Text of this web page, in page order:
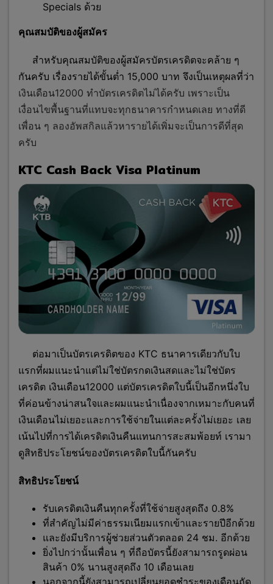
Specials ด้วย
คุณสมบัติของผู้สมัคร
สำหรับคุณสมบัติของผู้สมัครบัตรเครดิตจะคล้าย ๆ
กันครับ เรื่องรายได้ขั้นต่ำ 15,000 บาท จึงเป็นเหตุผลที่ว่า
เงินเดือน12000 ทําบัตรเครดิตไม่ได้ครับ เพราะเป็น
เงื่อนไขพื้นฐานที่แทบจะทุกธนาคารกำหนดเลย ทางที่ดี
เพื่อน ๆ ลองอัพสกิลแล้วหารายได้เพิ่มจะเป็นการดีที่สุด
ครับ
KTC Cash Back Visa Platinum
ต่อมาเป็นบัตรเครดิตของ KTC ธนาคารเดียวกับใบ
แรกที่ผมแนะนำแต่ไม่ใช่บัตรกดเงินสดและไม่ใช่บัตร
เครดิต เงินเดือน12000 แต่บัตรเครดิตใบนี้เป็นอีกหนึ่งใบ
ที่ค่อนข้างน่าสนใจและผมแนะนำเนื่องจากเหมาะกับคนที่
เงินเดือนไม่เยอะและการใช้จ่ายในแต่ละครั้งไม่เยอะ เลย
เน้นไปที่การได้เครดิตเงินคืนแทนการสะสมพ้อยท์ เรามา
ดูสิทธิประโยชน์ของบัตรเครดิตใบนี้กันครับ
สิทธิประโยชน์
รับเครดิตเงินคืนทุกครั้งที่ใช้จ่ายสูงสุดถึง 0.8%
ที่สำคัญไม่มีค่าธรรมเนียมแรกเข้าและรายปีอีกด้วย
และยังมีบริการผู้ช่วยส่วนตัวตลอด 24 ชม. อีกด้วย
ยิ่งไปกว่านั้นเพื่อน ๆ ที่ถือบัตรนี้ยังสามารถรูดผ่อน
สินค้า 0% นานสูงสุดถึง 10 เดือนเลย